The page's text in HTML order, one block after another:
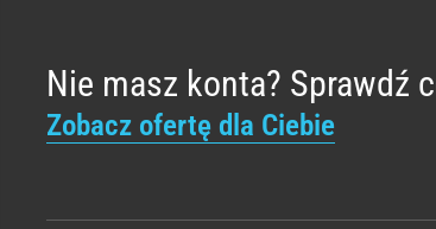
Nie masz konta? Sprawdź
Zobacz ofertę dla Ciebie